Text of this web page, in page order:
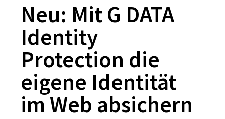
Neu: Mit G DATA
Identity
Protection die
eigene Identität
im Web absichern